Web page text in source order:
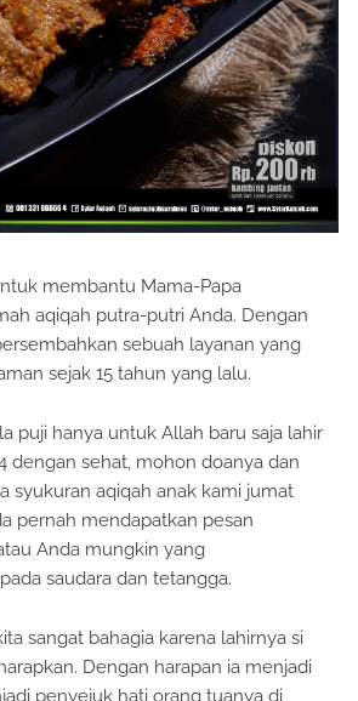
membantu Mama-Papa
aqiqah putra-putri Anda. Dengan
sebuah layanan yang
sejak 15 tahun yang lalu.
puji hanya untuk Allah baru saja lahir
dengan sehat, mohon doanya dan
syukuran aqiqah anak kami jumat
pernah mendapatkan pesan
Anda mungkin yang
saudara dan tetangga.
sangat bahagia karena lahirnya si
Dengan harapan ia menjadi
penyejuk hati orang tuanya di